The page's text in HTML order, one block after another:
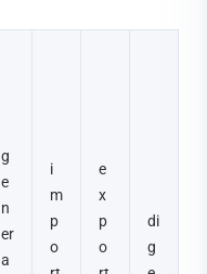
g
e
n
er
a
i
m
p
o
e
x
p
o
di
g